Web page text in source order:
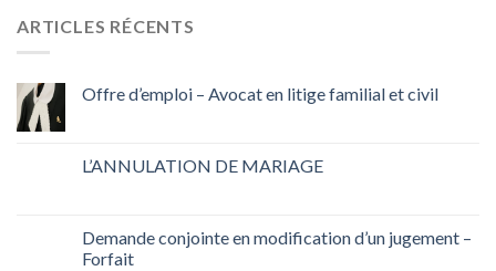
ARTICLES RÉCENTS
Offre d’emploi – Avocat en litige familial et civil
L’ANNULATION DE MARIAGE
Demande conjointe en modification d’un jugement –
Forfait